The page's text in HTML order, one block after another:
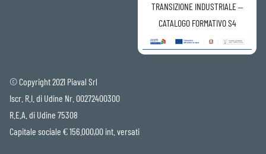
TRANSIZIONE INDUSTRIALE –
CATALOGO FORMATIVO S4
© Copyright 2021 Piaval Srl
Iscr. R.I. di Udine Nr. 00272400300
R.E.A. di Udine 75308
Capitale sociale € 156.000,00 int. versati